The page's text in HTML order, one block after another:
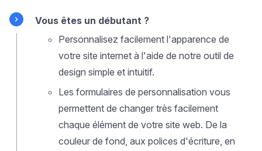
Vous êtes un débutant ?
Personnalisez facilement l'apparence de
votre site internet à l'aide de notre outil de
design simple et intuitif.
Les formulaires de personnalisation vous
permettent de changer très facilement
chaque élément de votre site web. De la
couleur de fond, aux polices d'écriture, en